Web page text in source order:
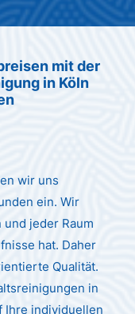
en mit der
in Köln
wir uns
ein. Wir
jeder Raum
hat. Daher
Qualität.
in
Ihre individuellen